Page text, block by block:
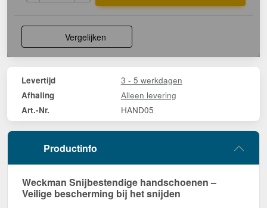
Vergelijken
Levertijd 3 - 5 werkdagen
Afhaling Alleen levering
Art.-Nr. HAND05
Productinfo
Weckman Snijbestendige handschoenen –
Veilige bescherming bij het snijden